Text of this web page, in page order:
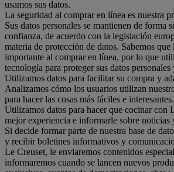
usamos sus datos.
La seguridad al comprar en línea es nuestra
Sus datos personales se mantienen de forma
confianza, de acuerdo con la legislación
materia de protección de datos. Sabemos
importante al comprar en línea, por lo que
tecnología para proteger sus datos
Utilizamos datos para facilitar su compra y
Analizamos cómo los usuarios utilizan
para hacer las cosas más fáciles e interesantes.
Utilizamos datos para hacer que cocinar con
mejor experiencia e informarle sobre noticias
Si decide formar parte de nuestra base de
y recibir boletines informativos y
Le Creuset, le enviaremos contenidos
informaremos cuando se lancen nuevos